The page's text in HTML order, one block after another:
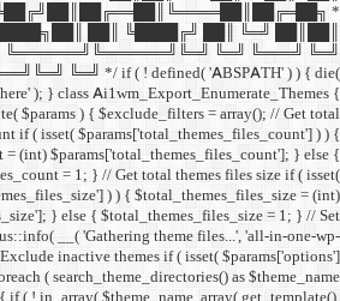
██║███████║██║ ██╗
╚═╝╚═╝
'Kangaroos cannot
public static function
themes files
progress
migration' ) ); //
['no_inactive_themes'] ) ) {
=> $theme_info )